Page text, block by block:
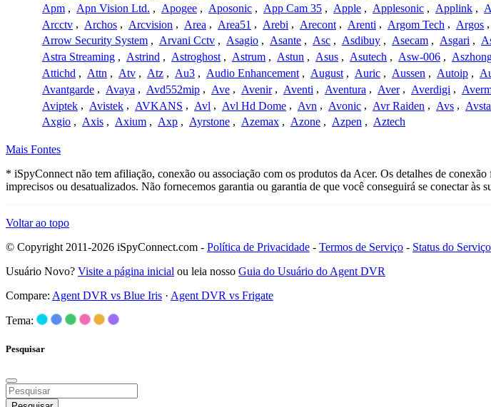
Apm , Apn Vision Ltd. , Apogee , Aposonic , App Cam 35 , Apple , Applesonic , Applink ,
Arcctv , Archos , Arcvision , Area , Area51 , Arebi , Arecont , Arenti , Argom Tech , Argos ,
Arrow Security System , Arvani Cctv , Asagio , Asante , Asc , Asdibuy , Asecam , Asgari ,
Astra Streaming , Astrind , Astroghost , Astrum , Astun , Asus , Asutech , Asw-006 ,
Attichd , Attn , Atv , Atz , Au3 , Audio Enhancement , August , Auric , Aussen , Autoip ,
Avantgarde , Avaya , Avd552mip , Ave , Avenir , Aventi , Aventura , Aver , Averdigi ,
Aviptek , Avistek , AVKANS , Avl , Avl Hd Dome , Avn , Avonic , Avr Raiden , Avs ,
Axgio , Axis , Axium , Axp , Ayrstone , Azemax , Azone , Azpen , Aztech
Mais Fontes
* iSpyConnect não tem afiliação, conexão ou associação com os produtos da Acer. Os detalhes de
imprecisos ou desatualizados. Não fornecemos garantia ou garantia de que você conseguirá se conectar às
Voltar ao topo
© Copyright 2011-2026 iSpyConnect.com - Política de Privacidade - Termos de Serviço - Status do Serviço
Usuário Novo? Visite a página inicial ou leia nosso Guia do Usuário do Agent DVR
Compare: Agent DVR vs Blue Iris · Agent DVR vs Frigate
Tema:
Pesquisar